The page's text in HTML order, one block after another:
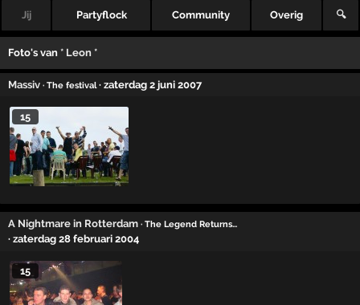
Jij Partyflock Community Overig 🔍
Foto's van* Leon *
Massiv · The festival · zaterdag 2 juni 2007
15
A Nightmare in Rotterdam · The Legend Returns...
· zaterdag 28 februari 2004
15